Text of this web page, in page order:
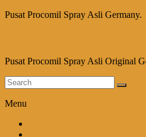
Pusat Procomil Spray Asli Germany.
Pusat Procomil Spray Asli Original
Menu